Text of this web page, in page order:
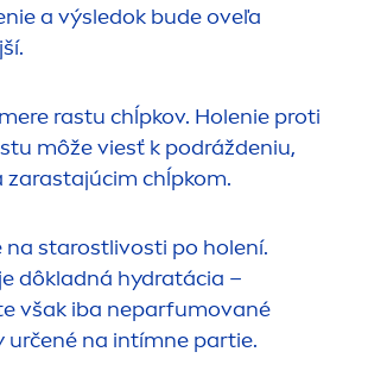
a výsledok bude oveľa
rastu chĺpkov. Holenie proti
môže viesť k podráždeniu,
zarastajúcim chĺpkom.
na starostlivosti po holení.
dôkladná hydratácia –
však iba neparfumované
určené na intímne partie.